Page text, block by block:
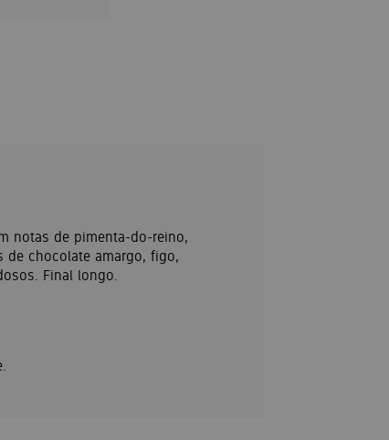
notas de pimenta-do-reino,
de chocolate amargo, figo,
Final longo.